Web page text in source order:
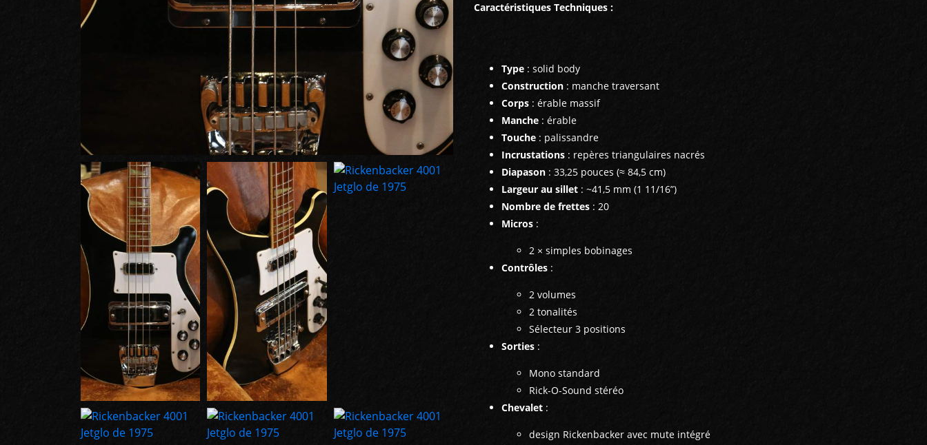
Caractéristiques Techniques :
Type : solid body
Construction : manche traversant
Corps : érable massif
Manche : érable
Touche : palissandre
Incrustations : repères triangulaires nacrés
Diapason : 33,25 pouces (≈ 84,5 cm)
Largeur au sillet : ~41,5 mm (1 11/16”)
Nombre de frettes : 20
Micros :
2 × simples bobinages
Contrôles :
2 volumes
2 tonalités
Sélecteur 3 positions
Sorties :
Mono standard
Rick-O-Sound stéréo
Chevalet :
design Rickenbacker avec mute intégré